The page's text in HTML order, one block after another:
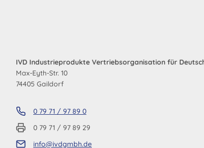
IVD Industrieprodukte Vertriebsorganisation für
Max-Eyth-Str. 10
74405 Gaildorf
0 79 71 / 97 89 0
0 79 71 / 97 89 29
info@ivdgmbh.de